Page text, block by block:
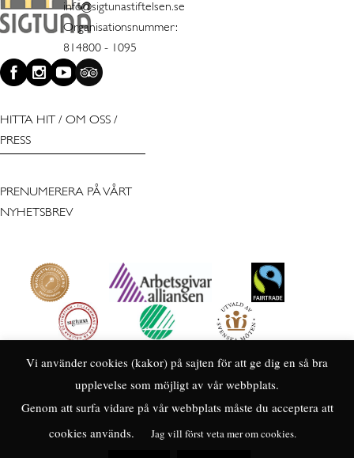
info@sigtunastiftelsen.se
Organisationsnummer:
814800 - 1095
HITTA HIT / OM OSS /
PRESS
PRENUMERERA PÅ VÅRT
NYHETSBREV
Vi använder cookies (kakor) på sajten för att ge dig en så bra
upplevelse som möjligt av vår webbplats.
Genom att surfa vidare på vår webbplats måste du acceptera att
cookies används.
Jag vill först veta mer om cookies.